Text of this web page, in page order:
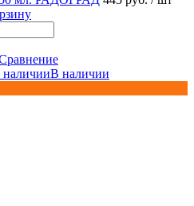
В наличии